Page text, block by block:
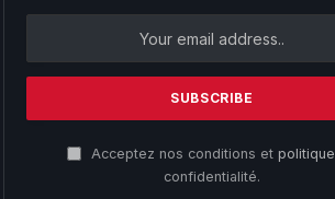
Acceptez nos conditions et politique
confidentialité.